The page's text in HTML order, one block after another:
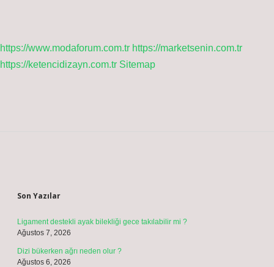
https://www.modaforum.com.tr https://marketsenin.com.tr
https://ketencidizayn.com.tr Sitemap
Son Yazılar
Ligament destekli ayak bilekliği gece takılabilir mi ?
Ağustos 7, 2026
Dizi bükerken ağrı neden olur ?
Ağustos 6, 2026